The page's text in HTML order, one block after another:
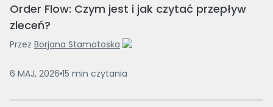
Order Flow: Czym jest i jak czytać przepływ
zleceń?
Przez Borjana Stamatoska
6 MAJ, 2026 15 min czytania